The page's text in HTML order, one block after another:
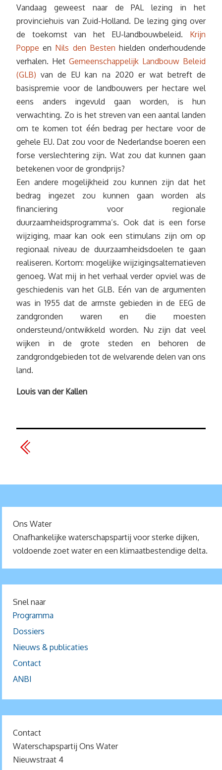
Vandaag geweest naar de PAL lezing in het
provinciehuis van Zuid-Holland. De lezing ging over
de toekomst van het EU-landbouwbeleid. Krijn
Poppe en Nils den Besten hielden onderhoudende
verhalen. Het Gemeenschappelijk Landbouw Beleid
(GLB) van de EU kan na 2020 er wat betreft de
basispremie voor de landbouwers per hectare wel
eens anders ingevuld gaan worden, is hun
verwachting. Zo is het streven van een aantal landen
om te komen tot één bedrag per hectare voor de
gehele EU. Dat zou voor de Nederlandse boeren een
forse verslechtering zijn. Wat zou dat kunnen gaan
betekenen voor de grondprijs?
Een andere mogelijkheid zou kunnen zijn dat het
bedrag ingezet zou kunnen gaan worden als
financiering voor regionale
duurzaamheidsprogramma’s. Ook dat is een forse
wijziging, maar kan ook een stimulans zijn om op
regionaal niveau de duurzaamheidsdoelen te gaan
realiseren. Kortom: mogelijke wijzigingsalternatieven
genoeg. Wat mij in het verhaal verder opviel was de
geschiedenis van het GLB. Eén van de argumenten
was in 1955 dat de armste gebieden in de EEG de
zandgronden waren en die moesten
ondersteund/ontwikkeld worden. Nu zijn dat veel
wijken in de grote steden en behoren de
zandgrondgebieden tot de welvarende delen van ons
land.
Louis van der Kallen
Ons Water
Onafhankelijke waterschapspartij voor sterke dijken,
voldoende zoet water en een klimaatbestendige delta.
Snel naar
Programma
Dossiers
Nieuws & publicaties
Contact
ANBI
Contact
Waterschapspartij Ons Water
Nieuwstraat 4